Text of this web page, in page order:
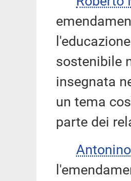
sostenibile
insegnata
un tema
parte dei